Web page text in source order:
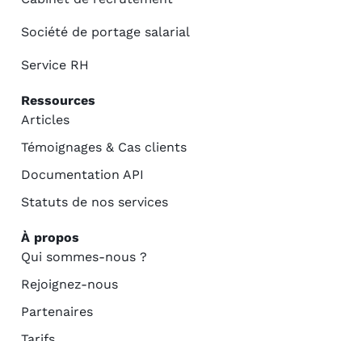
Société de portage salarial
Service RH
Ressources
Articles
Témoignages & Cas clients
Documentation API
Statuts de nos services
À propos
Qui sommes-nous ?
Rejoignez-nous
Partenaires